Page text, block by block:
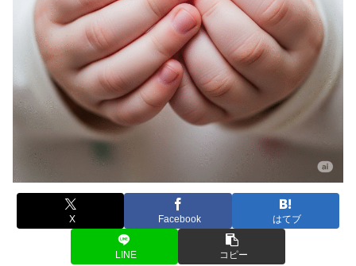
X Facebook はてブ
LINE コピー